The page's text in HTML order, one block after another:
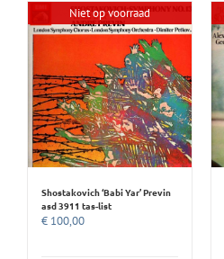
Niet op voorraad
Shostakovich ‘Babi Yar’ Previn
asd 3911 tas-list
€ 100,00